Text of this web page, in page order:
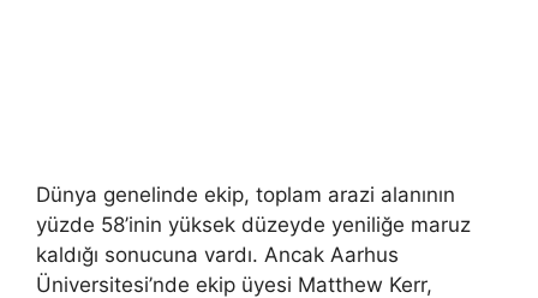
Dünya genelinde ekip, toplam arazi alanının
yüzde 58’inin yüksek düzeyde yeniliğe maruz
kaldığı sonucuna vardı. Ancak Aarhus
Üniversitesi’nde ekip üyesi Matthew Kerr,